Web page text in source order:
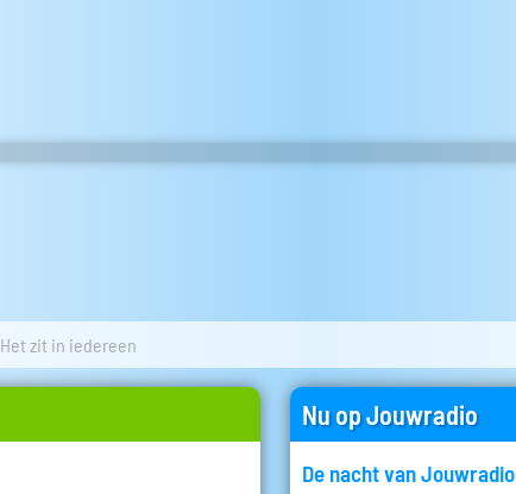
Het zit in iedereen
Nu op Jouwradio
De nacht van Jouwradio